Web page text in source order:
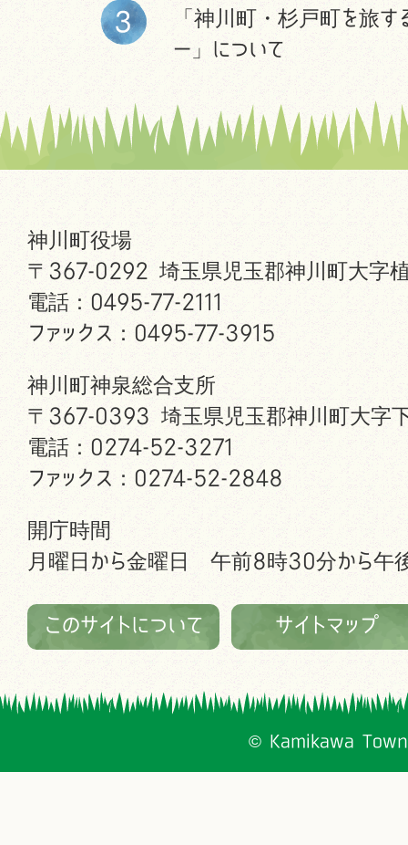
「神川町・杉戸町を旅す
ー」について
神川町役場
〒367-0292 埼玉県児玉郡神川町大字
電話：0495-77-2111
ファックス：0495-77-3915
神川町神泉総合支所
〒367-0393 埼玉県児玉郡神川町大字
電話：0274-52-3271
ファックス：0274-52-2848
開庁時間
月曜日から金曜日 午前8時30分から午
このサイトについて サイトマップ
© Kamikawa Town